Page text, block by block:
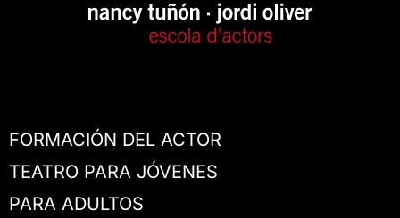
FORMACIÓN DEL ACTOR
TEATRO PARA JÓVENES
PARA ADULTOS